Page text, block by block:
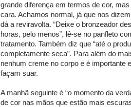
grande diferença em termos de cor,
cara. Achamos normal, já que nos
dá a reviravolta. “Deixe o bronzeador
horas, pelo menos”, lê-se no panfleto
tratamento. Também diz que “até o
completamente seca”. Para além do
nenhum creme no corpo e é importante
façam suar.
A manhã seguinte é “o momento da
de cor nas mãos que estão mais